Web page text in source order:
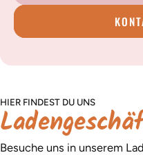
HIER FINDEST DU UNS
Besuche uns in unserem